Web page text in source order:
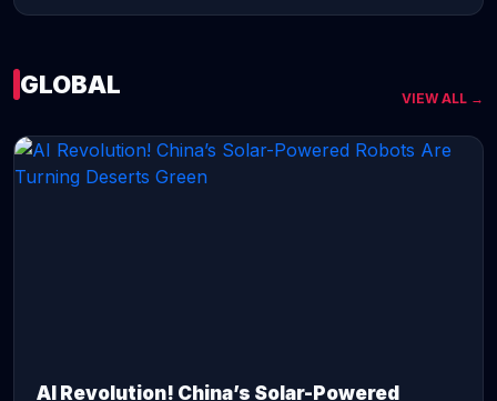
GLOBAL VIEW ALL →
AI Revolution! China’s Solar-Powered